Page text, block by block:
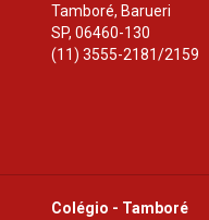
Tamboré, Barueri
SP,06460-130
(11) 3555-2181/2159
Colégio - Tamboré